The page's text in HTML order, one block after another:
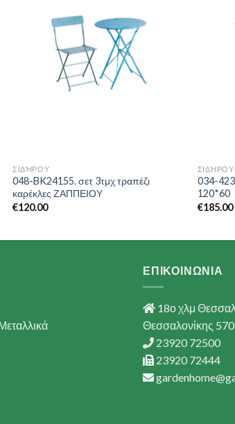
ΣΙΔΉΡΟΥ
048-BK24155. σετ 3τμχ τραπέζι
καρέκλες ΖΑΠΠΕΙΟΥ
€120.00
ΣΙΔΉΡΟΥ
034-
120*60
€185.00
ΕΠΙΚΟΙΝΩΝΙΑ
18ο χλμ
Θεσσαλονίκης
23920 72500
23920 72444